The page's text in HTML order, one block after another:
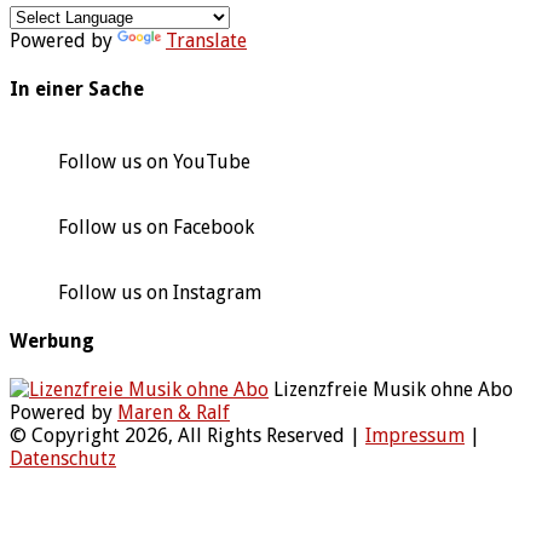
Powered by Translate
In einer Sache
Follow us on YouTube
Follow us on Facebook
Follow us on Instagram
Werbung
Lizenzfreie Musik ohne Abo
Powered by Maren & Ralf
© Copyright 2026, All Rights Reserved | Impressum
Datenschutz